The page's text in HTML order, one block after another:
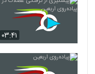
۰۳:۴۱